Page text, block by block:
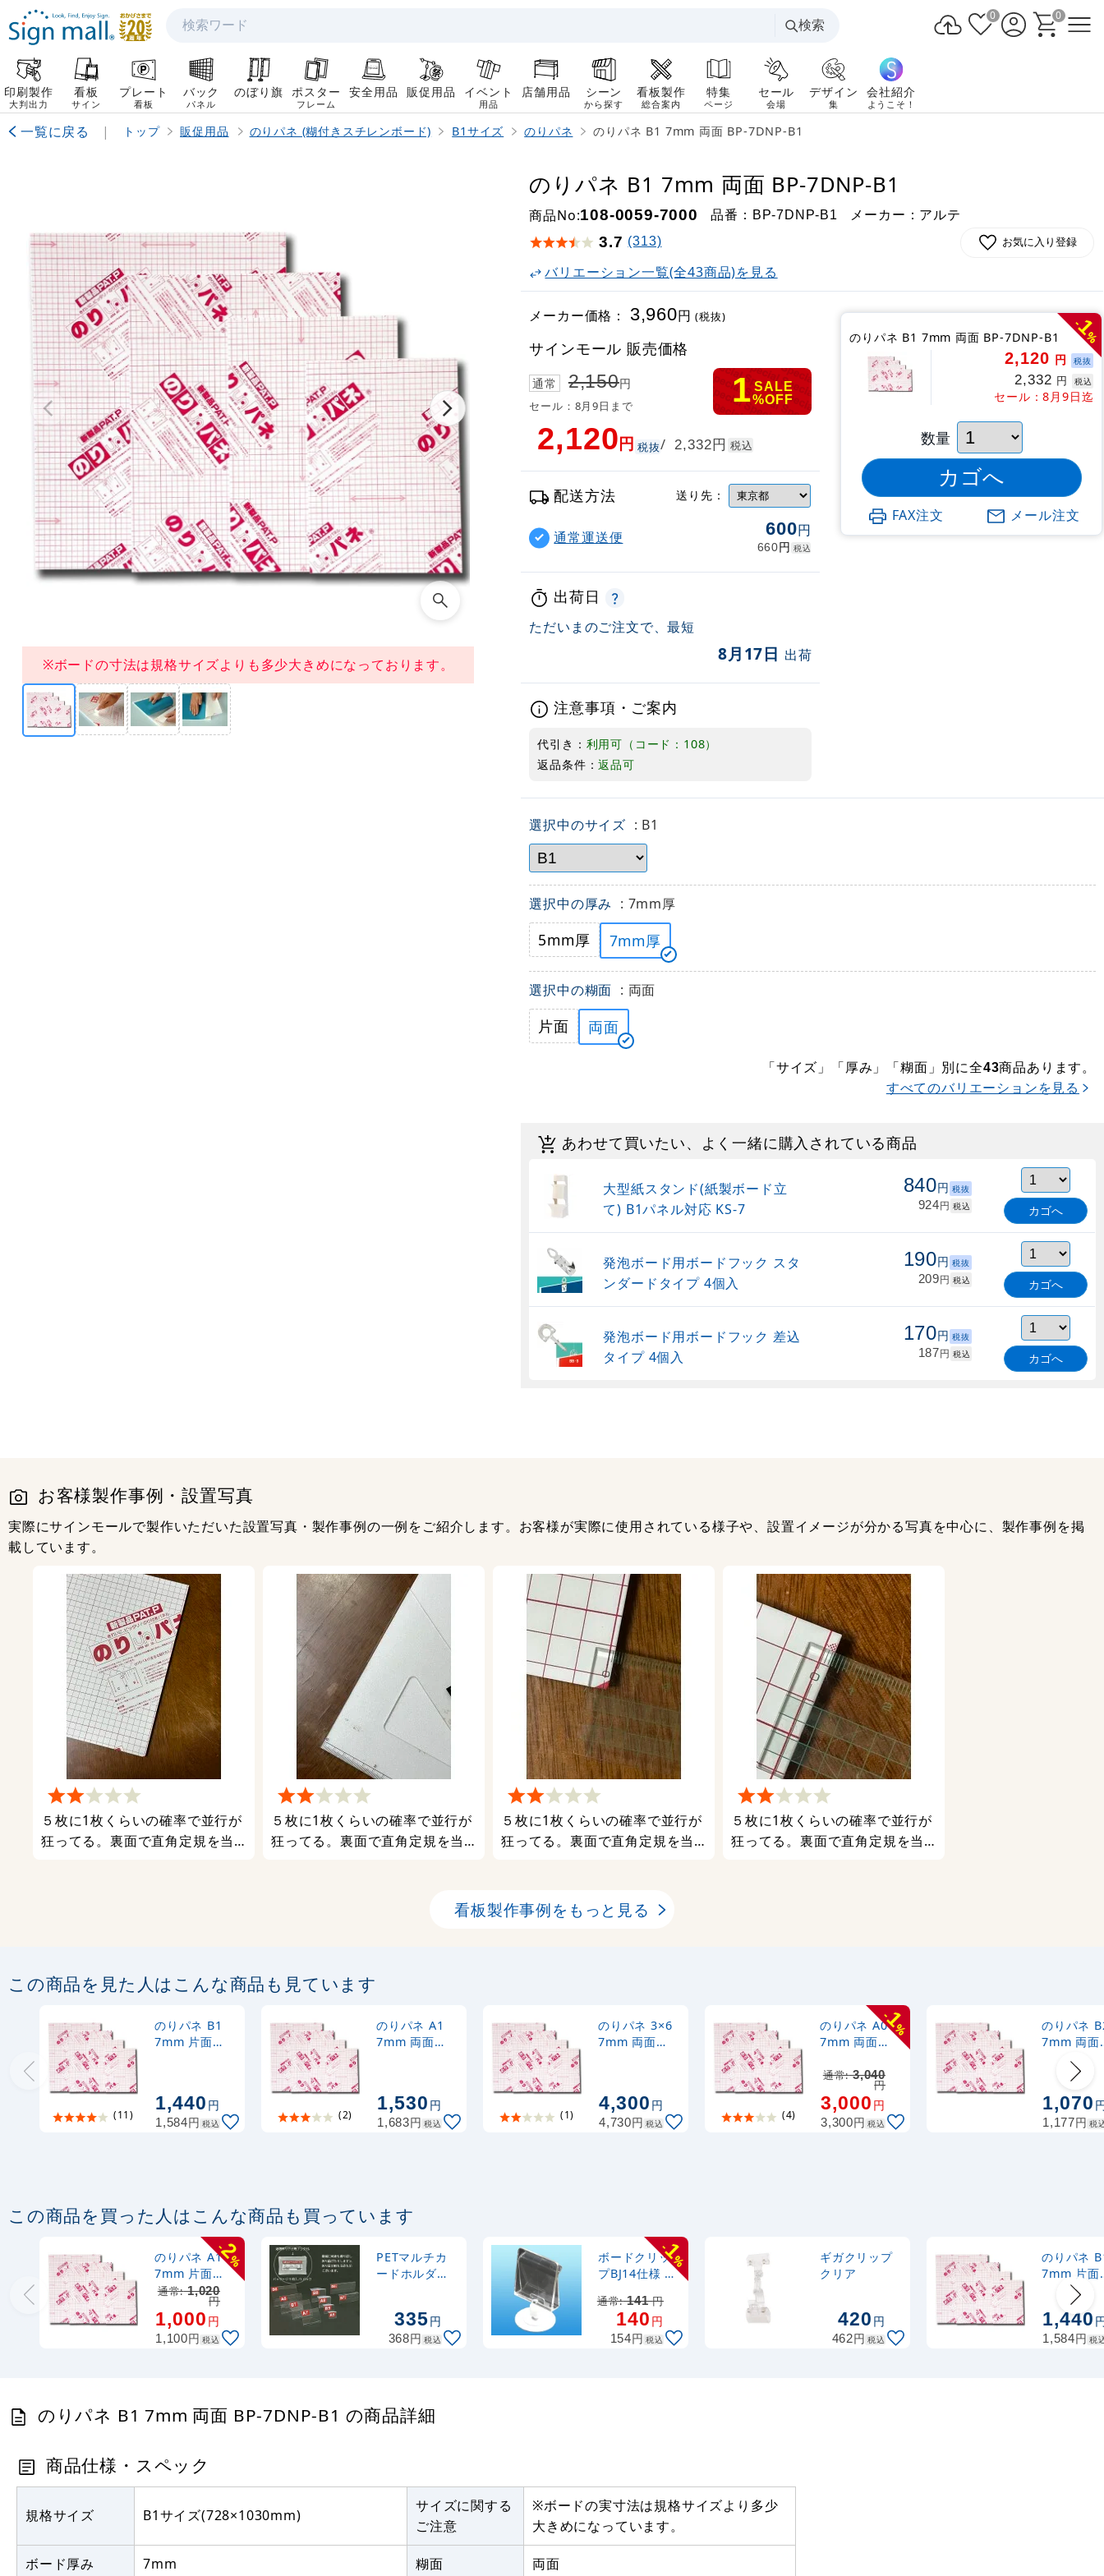
検索
検索
0 0
印刷製作
大判出力
看板
サイン
プレート
看板
バック
パネル
のぼり旗 ポスター
フレーム
安全用品 販促用品 イベント
用品
店舗用品 シーン
から探す
看板製作
総合案内
特集
ページ
セール
会場
デザイン
集
会社紹介
ようこそ！
一覧に戻る | トップ 販促用品 のりパネ (糊付きスチレンボード) B1サイズ のりパネ のりパネ B1 7mm 両面 BP-7DNP-B1
※ボードの寸法は規格サイズよりも多少大きめになっております。
のりパネ B1 7mm 両面 BP-7DNP-B1
商品No:108-0059-7000 品番： BP-7DNP-B1 メーカー：アルテ
3.7 (313) お気に入り登録
バリエーション一覧(全43商品)を見る
メーカー価格： 3,960円(税抜)
サインモール 販売価格
通常 2,150円
セール：8月9日まで 1SALE
%OFF
2,120円 税抜/ 2,332円 税込
配送方法 送り先：
通常運送便 600円
660円 税込
出荷日
ただいまのご注文で、最短
8月17日 出荷
注意事項・ご案内
代引き： 利用可（コード：108）
返品条件：返品可
-
1
%
のりパネ B1 7mm 両面 BP-7DNP-B1
2,120 円 税抜
2,332 円 税込
セール：8月9日迄
数量
FAX注文 メール注文
選択中のサイズ : B1
選択中の厚み : 7mm厚
5mm厚 7mm厚
選択中の糊面 : 両面
片面 両面
「サイズ」「厚み」「糊面」別に全43商品あります。
すべてのバリエーションを見る
あわせて買いたい、よく一緒に購入されている商品
大型紙スタンド(紙製ボード立
て) B1パネル対応 KS-7
840円 税抜
924円 税込 カゴへ
発泡ボード用ボードフック スタ
ンダードタイプ 4個入
190円 税抜
209円 税込 カゴへ
発泡ボード用ボードフック 差込
タイプ 4個入
170円 税抜
187円 税込 カゴへ
お客様製作事例・設置写真
実際にサインモールで製作いただいた設置写真・製作事例の一例をご紹介します。お客様が実際に使用されている様子や、設置イメージが分かる写真を中心に、製作事例を掲
載しています。
５枚に1枚くらいの確率で並行が
狂ってる。裏面で直角定規を当
ているパネルばかりで修正が効
が、５ミリ以上の剃りは不良品
ではないのでしょうか？ 150枚
以上買って、まともなパネルは
20枚くらいでした。 今後も購入
すると思いますが、しっかり精
度を上げて販売していただきた
５枚に1枚くらいの確率で並行が
狂ってる。裏面で直角定規を当
しかなく、裁断箇所が３箇所に
なりとても非効率。これは根本
ているパネルばかりで修正が効
が、５ミリ以上の剃りは不良品
ではないのでしょうか？ 150枚
以上買って、まともなパネルは
20枚くらいでした。 今後も購入
すると思いますが、しっかり精
度を上げて販売していただきた
５枚に1枚くらいの確率で並行が
狂ってる。裏面で直角定規を当
しかなく、裁断箇所が３箇所に
なりとても非効率。これは根本
が、５ミリ以上の剃りは不良品
ではないのでしょうか？ 150枚
以上買って、まともなパネルは
20枚くらいでした。 今後も購入
すると思いますが、しっかり精
度を上げて販売していただきた
５枚に1枚くらいの確率で並行が
狂ってる。裏面で直角定規を当
かない。多少の反りは目を瞑る
が、５ミリ以上の剃りは不良品
ではないのでしょうか？ 150枚
以上買って、まともなパネルは
20枚くらいでした。 今後も購入
すると思いますが、しっかり精
度を上げて販売していただきた
看板製作事例をもっと見る
この商品を見た人はこんな商品も見ています
(11)
のりパネ B1
7mm 片面
1,440円
1,584円 税込
(2)
のりパネ A1
7mm 両面
1,530円
1,683円 税込
(1)
のりパネ 3×6
7mm 両面
4,300円
4,730円 税込
(4)
-
1
%
のりパネ A0
7mm 両面
通常:3,040
円
3,000円
3,300円 税込
のりパネ
7mm 両面
BP-
1,070
1,177円 税
この商品を買った人はこんな商品も買っています
-
2
%
のりパネ A1
7mm 片面
BP-7NP-A1
通常:1,020
円
1,000円
1,100円 税込
PETマルチカ
ードホルダー
335円
368円 税込
-
1
%
ボードクリッ
プBJ14仕様 円
付
通常:141円
140円
154円 税込
ギガクリップ
クリア
420円
462円 税込
のりパネ
7mm 片面
BP-7NP-
1,440
1,584円 税
のりパネ B1 7mm 両面 BP-7DNP-B1 の商品詳細
商品仕様・スペック
規格サイズ B1サイズ(728×1030mm)
サイズに関する
ご注意
※ボードの実寸法は規格サイズより多少
大きめになっています。
ボード厚み 7mm 糊面 両面